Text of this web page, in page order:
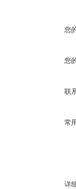
您
您
联
常
详